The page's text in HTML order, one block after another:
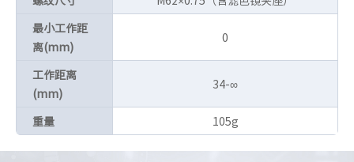
最小工作距
离(mm)
0
工作距离
(mm)
34-∞
重量 105g